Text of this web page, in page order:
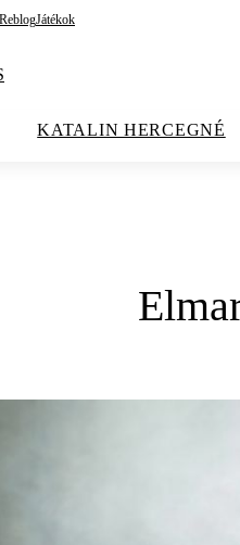
ReblogJátékok
KATALIN HERCEGNÉ